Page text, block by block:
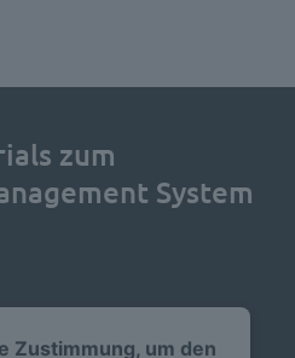
zum
System
Zustimmung, um den